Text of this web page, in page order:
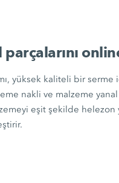
yüksek kaliteli bir
nakli ve malzeme
eşit şekilde helezon